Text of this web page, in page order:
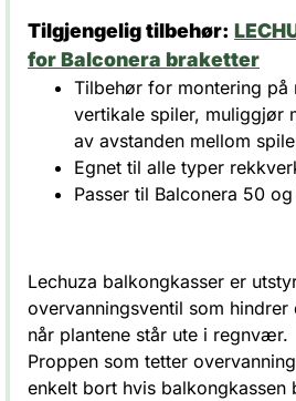
Tilgjengelig tilbehør:
for Balconera braketter
Tilbehør for montering på
vertikale spiler, muliggjør
av avstanden mellom
Egnet til alle typer
Passer til Balconera 50
Lechuza balkongkasser er
overvanningsventil som
når plantene står ute i regnvær.
Proppen som tetter
enkelt bort hvis balkongkassen